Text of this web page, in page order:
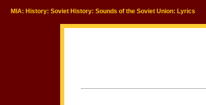
MIA: History: Soviet History: Sounds of the Soviet Union: Lyrics